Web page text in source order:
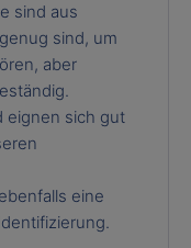
sind aus
sind, um
aber
eignen sich gut
eine